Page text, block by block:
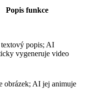
Popis funkce
textový popis; AI
vygeneruje video
obrázek; AI jej animuje